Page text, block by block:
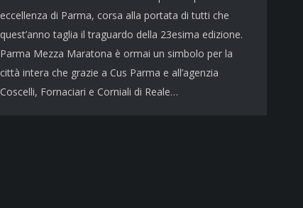
eccellenza di Parma, corsa alla portata di tutti che
quest’anno taglia il traguardo della 23esima edizione.
Parma Mezza Maratona è ormai un simbolo per la
città intera che grazie a Cus Parma e all’agenzia
Coscelli, Fornaciari e Corniali di Reale…